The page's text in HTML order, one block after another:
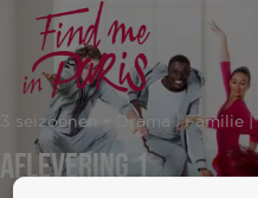
page
3 seizoenen • Drama | Familie
Aflevering 1